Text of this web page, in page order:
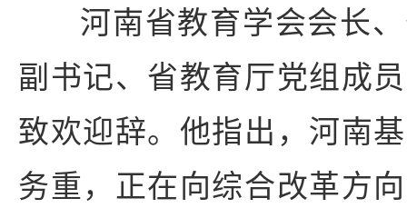
河南省教育学会会长
副书记、省教育厅党组成
致欢迎辞。他指出，河南
务重，正在向综合改革方